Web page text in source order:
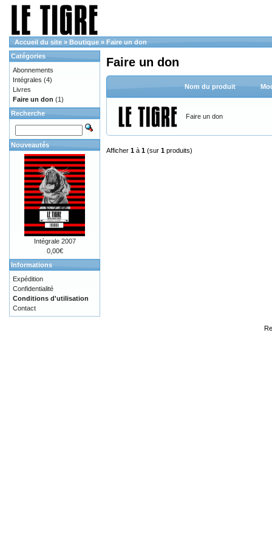
Accueil du site » Boutique » Faire un don
Faire un don
Nom du produit
Faire un don
Afficher 1 à 1 (sur 1 produits)
Catégories
Abonnements
Intégrales (4)
Livres
Faire un don (1)
Recherche
Nouveautés
Intégrale 2007
0,00€
Informations
Expédition
Confidentialité
Conditions d'utilisation
Contact